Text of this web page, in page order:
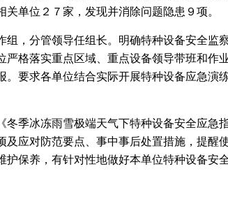
单位２７家，发现并消除问题隐患９项。
，分管领导任组长。明确特种设备安全监
格落实重点区域、重点设备领导带班和作
要求各单位结合实际开展特种设备应急演练
冬季冰冻雨雪极端天气下特种设备安全应急
应对防范要点、事中事后处置措施，提醒
保养，有针对性地做好本单位特种设备安